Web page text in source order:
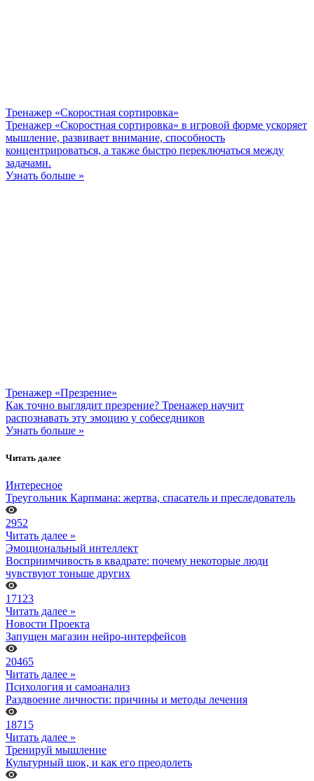
Тренажер «Скоростная сортировка»
Тренажер «Скоростная сортировка» в игровой форме ускоряет
мышление, развивает внимание, способность
концентрироваться, а также быстро переключаться между
задачами.
Узнать больше »
Тренажер «Презрение»
Как точно выглядит презрение? Тренажер научит
распознавать эту эмоцию у собеседников
Узнать больше »
Читать далее
Интересное
Треугольник Карпмана: жертва, спасатель и преследователь
2952
Читать далее »
Эмоциональный интеллект
Восприимчивость в квадрате: почему некоторые люди
чувствуют тоньше других
17123
Читать далее »
Новости Проекта
Запущен магазин нейро-интерфейсов
20465
Читать далее »
Психология и самоанализ
Раздвоение личности: причины и методы лечения
18715
Читать далее »
Тренируй мышление
Культурный шок, и как его преодолеть